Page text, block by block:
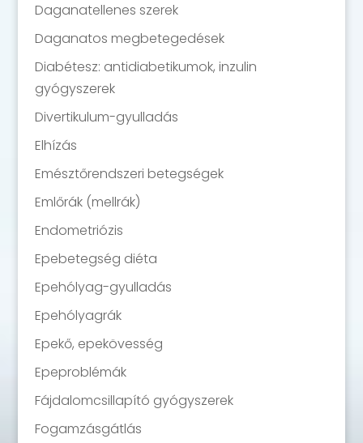
Daganatellenes szerek
Daganatos megbetegedések
Diabétesz: antidiabetikumok, inzulin
gyógyszerek
Divertikulum-gyulladás
Elhízás
Emésztőrendszeri betegségek
Emlőrák (mellrák)
Endometriózis
Epebetegség diéta
Epehólyag-gyulladás
Epehólyagrák
Epekő, epekövesség
Epeproblémák
Fájdalomcsillapító gyógyszerek
Fogamzásgátlás